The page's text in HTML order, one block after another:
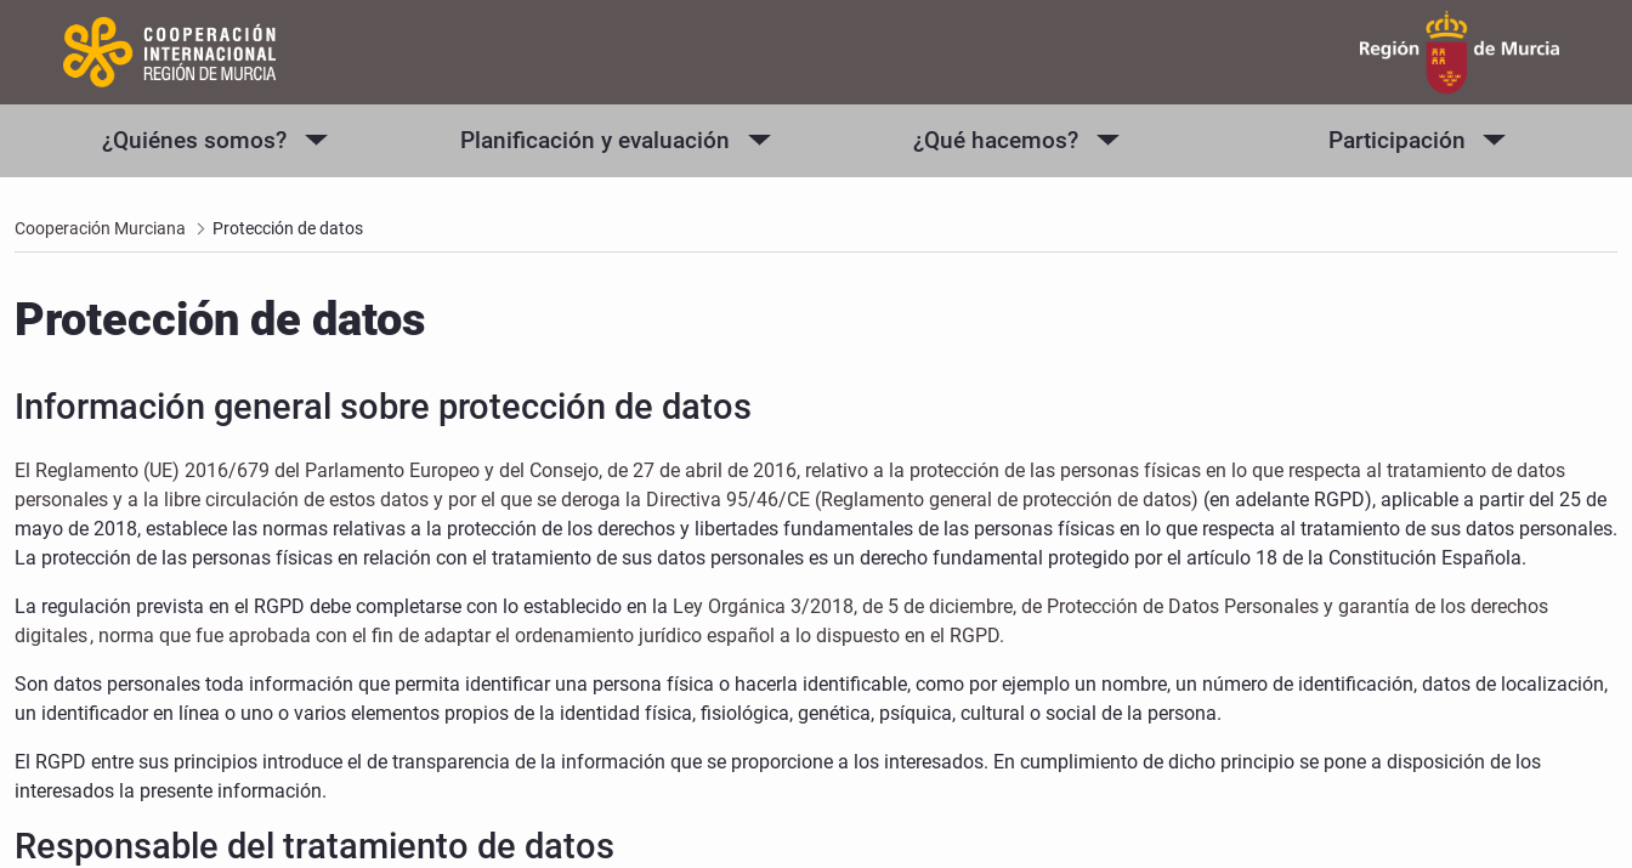
¿Quiénes somos? Planificación y evaluación ¿Qué hacemos? Participación
Cooperación Murciana Protección de datos
Protección de datos
Información general sobre protección de datos
El Reglamento (UE) 2016/679 del Parlamento Europeo y del Consejo, de 27 de abril de 2016, relativo a la protección de las personas físicas en lo que respecta al tratamiento de datos
personales y a la libre circulación de estos datos y por el que se deroga la Directiva 95/46/CE (Reglamento general de protección de datos) (en adelante RGPD), aplicable a partir del 25 de
mayo de 2018, establece las normas relativas a la protección de los derechos y libertades fundamentales de las personas físicas en lo que respecta al tratamiento de sus datos personales.
La protección de las personas físicas en relación con el tratamiento de sus datos personales es un derecho fundamental protegido por el artículo 18 de la Constitución Española.
La regulación prevista en el RGPD debe completarse con lo establecido en la Ley Orgánica 3/2018, de 5 de diciembre, de Protección de Datos Personales y garantía de los derechos
digitales , norma que fue aprobada con el fin de adaptar el ordenamiento jurídico español a lo dispuesto en el RGPD.
Son datos personales toda información que permita identificar una persona física o hacerla identificable, como por ejemplo un nombre, un número de identificación, datos de localización,
un identificador en línea o uno o varios elementos propios de la identidad física, fisiológica, genética, psíquica, cultural o social de la persona.
El RGPD entre sus principios introduce el de transparencia de la información que se proporcione a los interesados. En cumplimiento de dicho principio se pone a disposición de los
interesados la presente información.
Responsable del tratamiento de datos